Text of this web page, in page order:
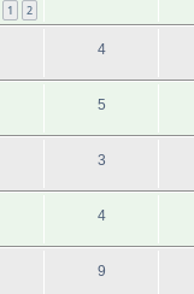
1 2
4
5
3
4
9